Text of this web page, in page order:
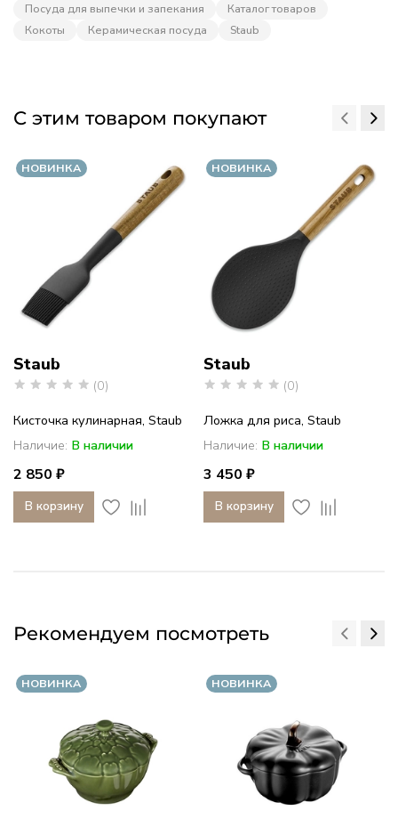
Посуда для выпечки и запекания
Каталог товаров
Кокоты
Керамическая посуда Staub
С этим товаром покупают
НОВИНКА
Staub
(0)
Кисточка кулинарная, Staub
Наличие: В наличии
2 850 ₽
В корзину
НОВИНКА
Staub
(0)
Ложка для риса, Staub
Наличие: В наличии
3 450 ₽
В корзину
Рекомендуем посмотреть
НОВИНКА НОВИНКА